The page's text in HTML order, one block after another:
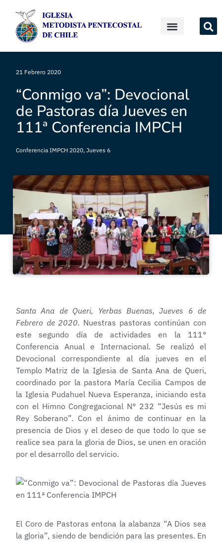
21 Febrero 2020
“Conmigo va”: Devocional
de Pastoras día Jueves en
111ª Conferencia IMPCH
Conferencia IMPCH 2020, Jueves 6
Santa Ana de Queri, Yerbas Buenas, Jueves 6 de
Febrero de 2020. Nuestras pastoras continúan con
este segundo día de actividades en la 111°
Conferencia Anual e Internacional. Se realizó el
Devocional correspondiente al día jueves en el
Templo Matriz de la Iglesia de Santa Ana de Queri,
coordinado por la pastora María Cecilia Campos de
la Iglesia Pudahuel Nueva Esperanza, iniciando esta
con el Himno Congregacional N° 232 “Jesús es mi
Rey Soberano”. Con el ánimo de continuar en la
presencia de Dios y el deseo de que todo lo que se
realice sea para la gloria de Dios, se unen en oración
por el desarrollo del servicio.
El Coro de Pastoras entona la alabanza “A Dios sea
la gloria”, siendo de bendición para las presentes. En